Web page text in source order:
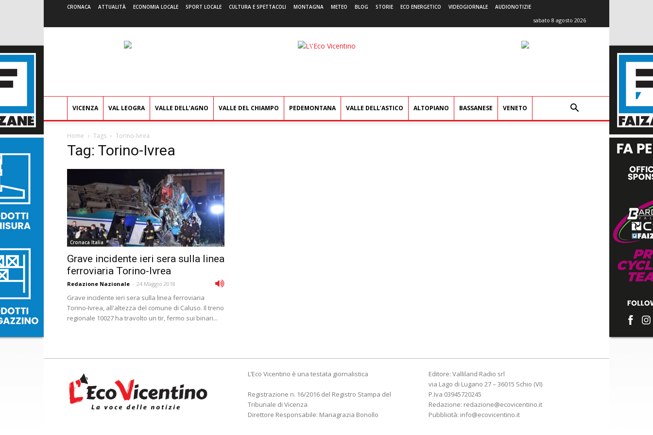
CRONACA ATTUALITÀ ECONOMIA LOCALE SPORT LOCALE CULTURA E SPETTACOLI MONTAGNA METEO BLOG STORIE ECO ENERGETICO VIDEOGIORNALE AUDIONOTIZIE
sabato 8 agosto 2026
L'Eco
VICENZA VAL LEOGRA VALLE DELL’AGNO VALLE DEL CHIAMPO PEDEMONTANA VALLE DELL’ASTICO ALTOPIANO BASSANESE VENETO
Home Tags Torino-Ivrea
Tag: Torino-Ivrea
Cronaca Italia
Grave incidente ieri sera sulla linea
ferroviaria Torino-Ivrea
Redazione Nazionale - 24 Maggio 2018
Grave incidente ieri sera sulla linea ferroviaria
Torino-Ivrea, all'altezza del comune di Caluso. Il treno
regionale 10027 ha travolto un tir, fermo sui binari...
L’Eco Vicentino è una testata giornalistica
Registrazione n. 16/2016 del Registro Stampa del
Tribunale di Vicenza
Direttore Responsabile: Mariagrazia Bonollo
Editore: Valliland Radio srl
via Lago di Lugano 27 – 36015 Schio (VI)
P.Iva 03945720245
Redazione: redazione@ecovicentino.it
Pubblicità: info@ecovicentino.it